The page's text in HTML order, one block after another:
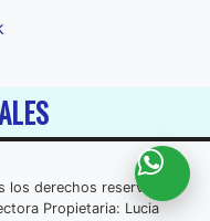
derechos reservados
Propietaria: Lucia